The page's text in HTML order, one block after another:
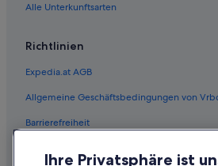
Alle Unterkunftsarten
Richtlinien
Expedia.at AGB
Allgemeine Geschäftsbedingungen von
Barrierefreiheit
Ihre Privatsphäre ist